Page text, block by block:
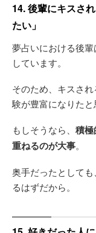
14. 後輩にキスさ
たい」
夢占いにおける後
しています。
そのため、キスさ
験が豊富になりたと
もしそうなら、 積
重ねるのが大事。
奥手だったとして
るはずだから。